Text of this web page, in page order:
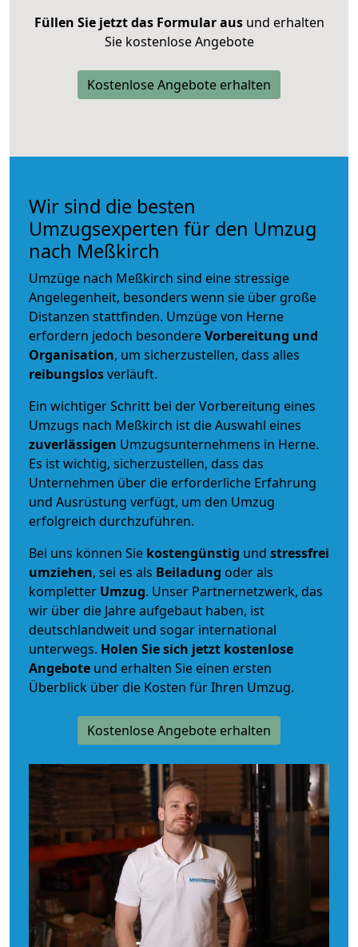
Füllen Sie jetzt das Formular ausund erhalten
Sie kostenlose Angebote
Kostenlose Angebote erhalten
Wir sind die besten
Umzugsexperten für den Umzug
nach Meßkirch
Umzüge nach Meßkirch sind eine stressige
Angelegenheit, besonders wenn sie über große
Distanzen stattfinden. Umzüge von Herne
erfordern jedoch besondereVorbereitung und
Organisation, um sicherzustellen, dass alles
reibungslosverläuft.
Ein wichtiger Schritt bei der Vorbereitung eines
Umzugs nach Meßkirch ist die Auswahl eines
zuverlässigen Umzugsunternehmens in Herne.
Es ist wichtig, sicherzustellen, dass das
Unternehmen über die erforderliche Erfahrung
und Ausrüstung verfügt, um den Umzug
erfolgreich durchzuführen.
Bei uns können Sie kostengünstig und stressfrei
umziehen, sei es als Beiladung oder als
kompletter Umzug. Unser Partnernetzwerk, das
wir über die Jahre aufgebaut haben, ist
deutschlandweit und sogar international
unterwegs. Holen Sie sich jetzt kostenlose
Angebote und erhalten Sie einen ersten
Überblick über die Kosten für Ihren Umzug.
Kostenlose Angebote erhalten